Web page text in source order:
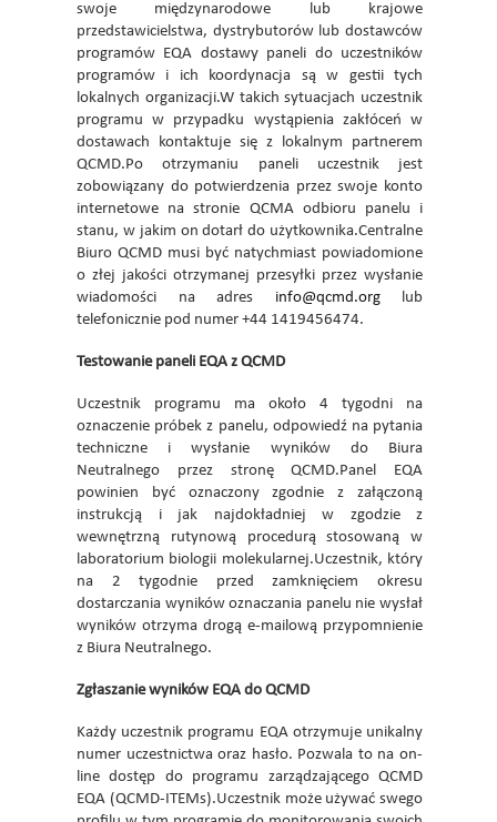
swoje międzynarodowe lub krajowe
przedstawicielstwa, dystrybutorów lub dostawców
programów EQA dostawy paneli do uczestników
programów i ich koordynacja są w gestii tych
lokalnych organizacji.W takich sytuacjach uczestnik
programu w przypadku wystąpienia zakłóceń w
dostawach kontaktuje się z lokalnym partnerem
QCMD.Po otrzymaniu paneli uczestnik jest
zobowiązany do potwierdzenia przez swoje konto
internetowe na stronie QCMA odbioru panelu i
stanu, w jakim on dotarł do użytkownika.Centralne
Biuro QCMD musi być natychmiast powiadomione
o złej jakości otrzymanej przesyłki przez wysłanie
wiadomości na adres info@qcmd.orglub
telefonicznie pod numer +44 1419456474.
Testowanie paneli EQA z QCMD
Uczestnik programu ma około 4 tygodni na
oznaczenie próbek z panelu, odpowiedź na pytania
techniczne i wysłanie wyników do Biura
Neutralnego przez stronę QCMD.Panel EQA
powinien być oznaczony zgodnie z załączoną
instrukcją i jak najdokładniej w zgodzie z
wewnętrzną rutynową procedurą stosowaną w
laboratorium biologii molekularnej.Uczestnik, który
na 2 tygodnie przed zamknięciem okresu
dostarczania wyników oznaczania panelu nie wysłał
wyników otrzyma drogą e-mailową przypomnienie
z Biura Neutralnego.
Zgłaszanie wyników EQA do QCMD
Każdy uczestnik programu EQA otrzymuje unikalny
numer uczestnictwa oraz hasło. Pozwala to na on-
line dostęp do programu zarządzającego QCMD
EQA (QCMD-ITEMs).Uczestnik może używać swego